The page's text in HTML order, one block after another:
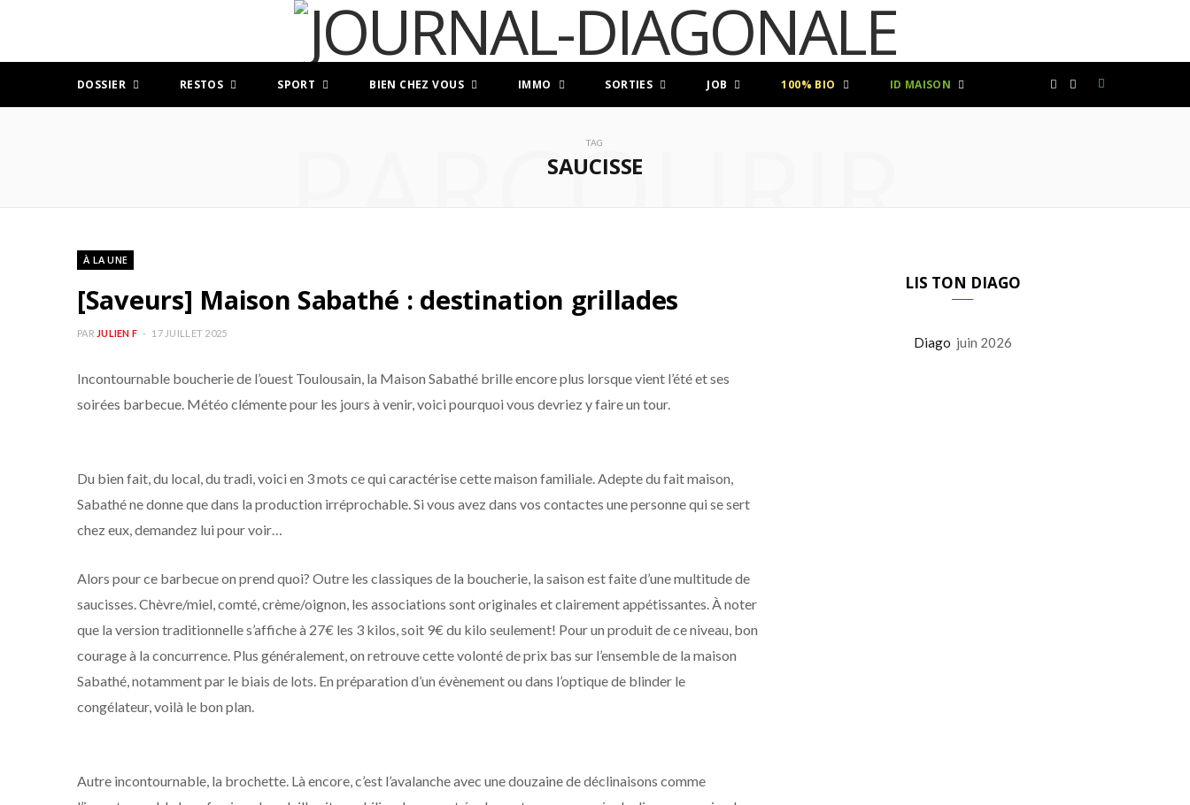
DOSSIER RESTOS SPORT BIEN CHEZ VOUS IMMO SORTIES JOB 100% BIO ID MAISON
TAG
SAUCISSE
PARCOURIR
À LA UNE
[Saveurs] Maison Sabathé : destination grillades
PAR JULIEN F 17 JUILLET 2025
Incontournable boucherie de l’ouest Toulousain, la Maison Sabathé brille encore plus lorsque vient l’été et ses
soirées barbecue. Météo clémente pour les jours à venir, voici pourquoi vous devriez y faire un tour.
Du bien fait, du local, du tradi, voici en 3 mots ce qui caractérise cette maison familiale. Adepte du fait maison,
Sabathé ne donne que dans la production irréprochable. Si vous avez dans vos contactes une personne qui se sert
chez eux, demandez lui pour voir…
Alors pour ce barbecue on prend quoi? Outre les classiques de la boucherie, la saison est faite d’une multitude de
saucisses. Chèvre/miel, comté, crème/oignon, les associations sont originales et clairement appétissantes. À noter
que la version traditionnelle s’affiche à 27€ les 3 kilos, soit 9€ du kilo seulement! Pour un produit de ce niveau, bon
courage à la concurrence. Plus généralement, on retrouve cette volonté de prix bas sur l’ensemble de la maison
Sabathé, notamment par le biais de lots. En préparation d’un évènement ou dans l’optique de blinder le
congélateur, voilà le bon plan.
Autre incontournable, la brochette. Là encore, c’est l’avalanche avec une douzaine de déclinaisons comme
LIS TON DIAGO
Diago juin 2026